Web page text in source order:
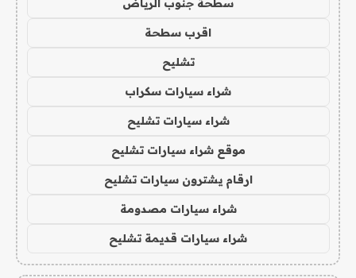
اقرب سطحة
تشليح
شراء سيارات سكراب
شراء سيارات تشليح
موقع شراء سيارات تشليح
ارقام يشترون سيارات تشليح
شراء سيارات مصدومة
شراء سيارات قديمة تشليح